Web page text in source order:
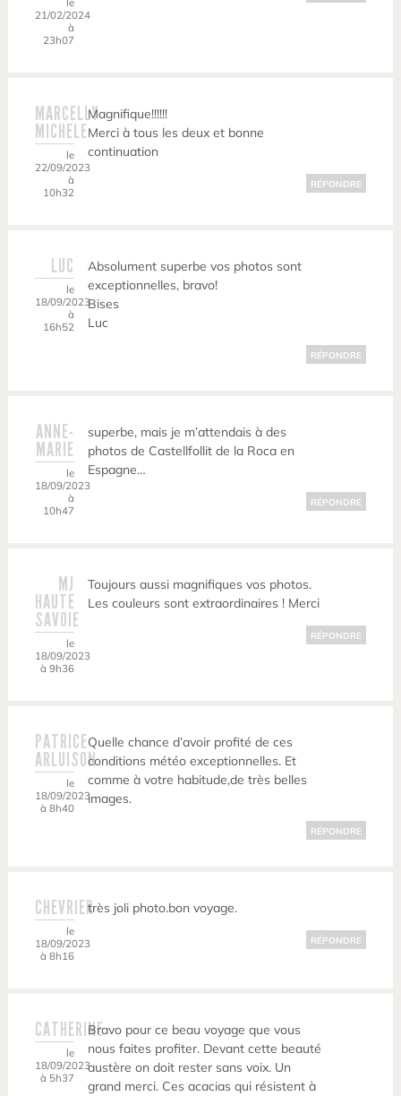
21/02/2024
à
23h07
MARCELLY
MICHELE
le
22/09/2023
à
10h32
Magnifique!!!!!!
Merci à tous les deux et bonne
continuation
RÉPONDRE
LUC
le
18/09/2023
à
16h52
Absolument superbe vos photos sont
exceptionnelles, bravo!
Bises
Luc
RÉPONDRE
ANNE-
MARIE
le
18/09/2023
à
10h47
superbe, mais je m’attendais à des
photos de Castellfollit de la Roca en
Espagne…
RÉPONDRE
MJ
HAUTE
SAVOIE
le
18/09/2023
à 9h36
Toujours aussi magnifiques vos photos.
Les couleurs sont extraordinaires ! Merci
RÉPONDRE
PATRICE
ARLUISON
le
18/09/2023
à 8h40
Quelle chance d’avoir profité de ces
conditions météo exceptionnelles. Et
comme à votre habitude,de très belles
images.
RÉPONDRE
CHEVRIER
le
18/09/2023
à 8h16
très joli photo.bon voyage.
RÉPONDRE
CATHERINE
le
18/09/2023
à 5h37
Bravo pour ce beau voyage que vous
nous faites profiter. Devant cette beauté
austère on doit rester sans voix. Un
grand merci. Ces acacias qui résistent à